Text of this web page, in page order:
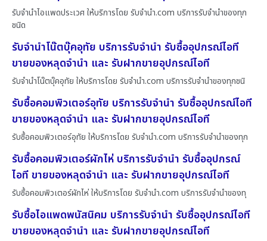
รับจำนำไอแพดประเวศ ให้บริการโดย รับจํานํา.com บริการรับจำนำของทุก
ชนิด
รับจำนำโน๊ตบุ๊คอุทัย บริการรับจำนำ รับซื้ออุปกรณ์ไอที
ขายของหลุดจำนำ และ รับฝากขายอุปกรณ์ไอที
รับจำนำโน๊ตบุ๊คอุทัย ให้บริการโดย รับจํานํา.com บริการรับจำนำของทุกชนิ
รับซื้อคอมพิวเตอร์อุทัย บริการรับจำนำ รับซื้ออุปกรณ์ไอที
ขายของหลุดจำนำ และ รับฝากขายอุปกรณ์ไอที
รับซื้อคอมพิวเตอร์อุทัย ให้บริการโดย รับจํานํา.com บริการรับจำนำของทุก
รับซื้อคอมพิวเตอร์ผักไห่ บริการรับจำนำ รับซื้ออุปกรณ์
ไอที ขายของหลุดจำนำ และ รับฝากขายอุปกรณ์ไอที
รับซื้อคอมพิวเตอร์ผักไห่ ให้บริการโดย รับจํานํา.com บริการรับจำนำของทุ
รับซื้อไอแพดพนัสนิคม บริการรับจำนำ รับซื้ออุปกรณ์ไอที
ขายของหลุดจำนำ และ รับฝากขายอุปกรณ์ไอที